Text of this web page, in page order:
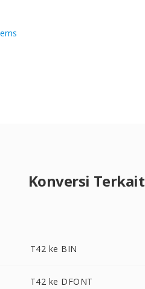
Konversi Terkait
T42 ke BIN
T42 ke DFONT